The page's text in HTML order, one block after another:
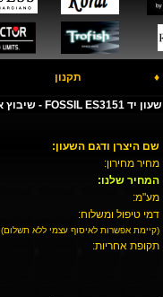
♦ תקנון
שעון יד FOSSIL ES3151 - שיבוץ אבני סברובסקי
שם היצרן ודגם השעון:
מחיר מחירון:
המחיר שלנו:
מע"מ:
דמי טיפול ומשלוח:
(קיימת אפשרות לאיסוף עצמי ללא תשלום)
תקופת אחריות: